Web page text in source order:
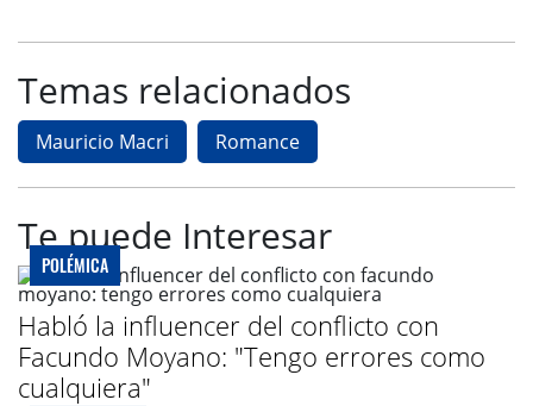
Temas relacionados
Mauricio Macri Romance
Te puede Interesar
POLÉMICA
Habló la influencer del conflicto con
Facundo Moyano: "Tengo errores como
cualquiera"